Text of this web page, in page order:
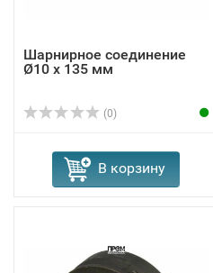
Шарнирное соединение
Ø10 x 135 мм
(0)
В корзину